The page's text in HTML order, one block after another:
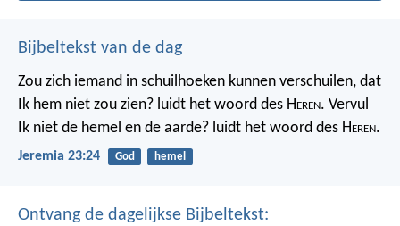
Bijbeltekst van de dag
Zou zich iemand in schuilhoeken kunnen verschuilen, dat
Ik hem niet zou zien? luidt het woord des Heren. Vervul
Ik niet de hemel en de aarde? luidt het woord des Heren.
Jeremia 23:24 God hemel
Ontvang de dagelijkse Bijbeltekst: